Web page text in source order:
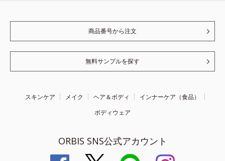
商品番号から注文
無料サンプルを探す
スキンケア メイク ヘア＆ボディ
インナーケア（食品）
ボディウェア
ORBIS SNS公式アカウント